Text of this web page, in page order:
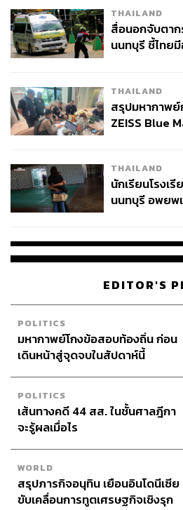
THAILAND
สื่อนอกจับตาก
นนทบุรี ชี้ไทย
THAILAND
สรุปมหากาพ
ZEISS Blue
จ่ายหนี้-แอบระ
THAILAND
นักเรียนโรงเ
นนทบุรี อพยพ
EDITOR'S
POLITICS
มหากาพย์โกงข้อสอบท้องถิ่น ก่อน
เดินหน้าสู่จุดจบในสัปดาห์นี้
POLITICS
เส้นทางคดี 44 สส. ในชั้นศาลฎีกา
จะรู้ผลเมื่อไร
WORLD
สรุปภารกิจอนุทิน เยือนอินโดนีเซีย
ขับเคลื่อนการทูตเศรษฐกิจเชิงรุก